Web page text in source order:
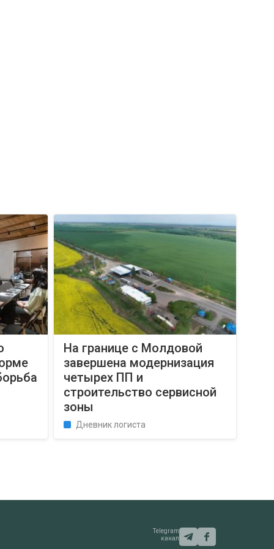
На границе с Молдовой
завершена модернизация
четырех ПП и
строительство сервисной
зоны
Дневник логиста
Telegram
канал